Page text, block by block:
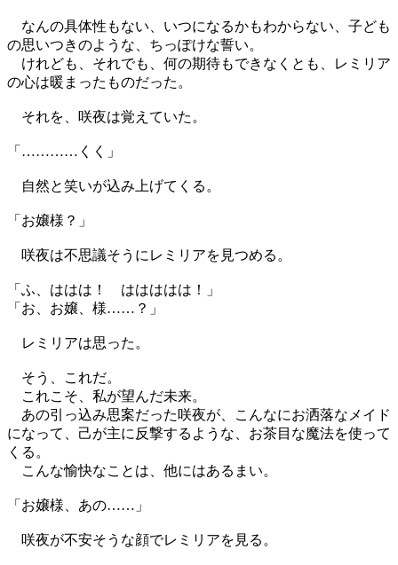
なんの具体性もない、いつになるかもわからない、子ども
の思いつきのような、ちっぽけな誓い。
けれども、それでも、何の期待もできなくとも、レミリア
の心は暖まったものだった。
それを、咲夜は覚えていた。
「…………くく」
自然と笑いが込み上げてくる。
「お嬢様？」
咲夜は不思議そうにレミリアを見つめる。
「ふ、ははは！ ははははは！」
「お、お嬢、様……？」
レミリアは思った。
そう、これだ。
これこそ、私が望んだ未来。
あの引っ込み思案だった咲夜が、こんなにお洒落なメイド
になって、己が主に反撃するような、お茶目な魔法を使って
くる。
こんな愉快なことは、他にはあるまい。
「お嬢様、あの……」
咲夜が不安そうな顔でレミリアを見る。